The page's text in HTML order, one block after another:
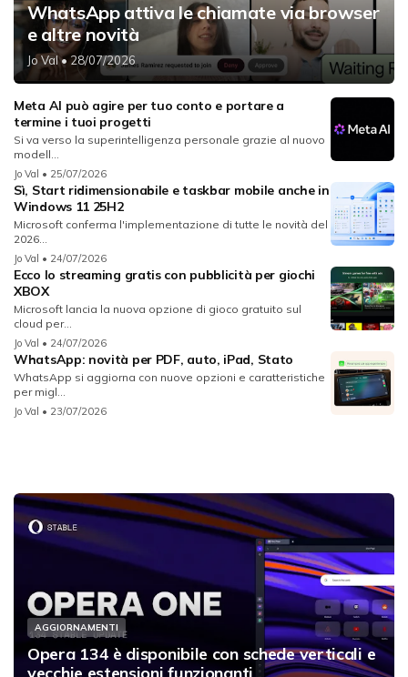
WhatsApp attiva le chiamate via browser
e altre novità
Jo Val• 28/07/2026
Meta AI può agire per tuo conto e portare a
termine i tuoi progetti
Si va verso la superintelligenza personale grazie al nuovo
modell...
Jo Val • 25/07/2026
Sì, Start ridimensionabile e taskbar mobile anche in
Windows 11 25H2
Microsoft conferma l'implementazione di tutte le novità del
2026...
Jo Val • 24/07/2026
Ecco lo streaming gratis con pubblicità per giochi
XBOX
Microsoft lancia la nuova opzione di gioco gratuito sul
cloud per...
Jo Val • 24/07/2026
WhatsApp: novità per PDF, auto, iPad, Stato
WhatsApp si aggiorna con nuove opzioni e caratteristiche
per migl...
Jo Val • 23/07/2026
AGGIORNAMENTI
Opera 134 è disponibile con schede verticali e